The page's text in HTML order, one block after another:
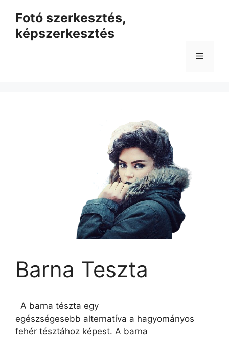
tartalomba
Fotó szerkesztés,
képszerkesztés
Menü
Barna Teszta
A barna tészta egy
egészségesebb alternatíva a hagyományos
fehér tésztához képest. A barna